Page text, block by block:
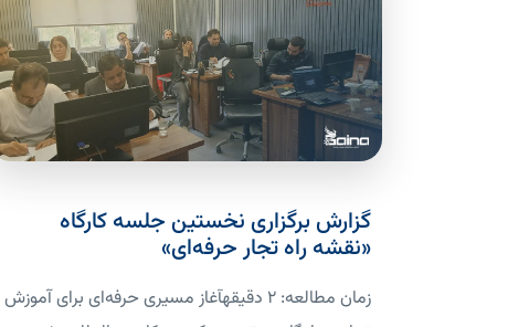
گزارش برگزاری نخستین جلسه کارگاه
«نقشه راه تجار حرفه‌ای»
زمان مطالعه: 2 دقیقهآغاز مسیری حرفه‌ای برای آموزش